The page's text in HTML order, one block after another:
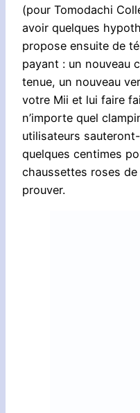
(pour Tomodachi
avoir quelques
propose ensuite de
payant : un nouveau
tenue, un nouveau
votre Mii et lui faire
n’importe quel
utilisateurs
quelques centimes
chaussettes roses
prouver.